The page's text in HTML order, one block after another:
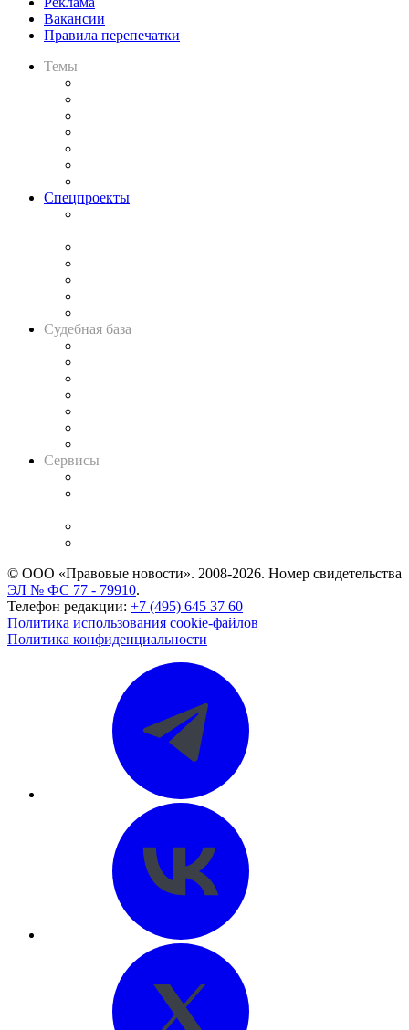
Вакансии
Правила перепечатки
Темы
Спецпроекты
Судебная база
Сервисы
© ООО «Правовые новости». 2008-2026. Номер свидетельства
ЭЛ № ФС 77 - 79910.
Телефон редакции: +7 (495) 645 37 60
Политика использования cookie-файлов
Политика конфиденциальности